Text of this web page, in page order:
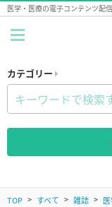
医学・医療の電子コンテンツ配
カテゴリー
TOP すべて 雑誌